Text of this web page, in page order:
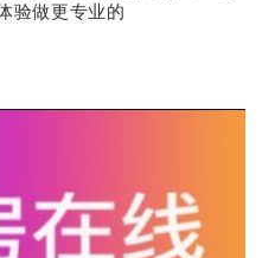
验做更专业的